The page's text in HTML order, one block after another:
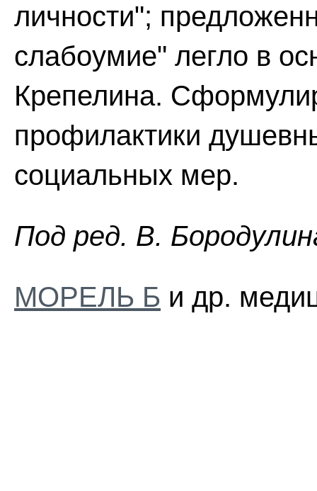
личности";
слабоумие" легло в
Крепелина.
профилактики
социальных мер.
Пoд peд. B.
МОРЕЛЬ Б и др.